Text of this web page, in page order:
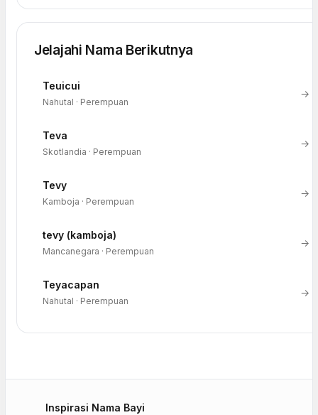
Jelajahi Nama Berikutnya
Teuicui
Nahutal · Perempuan
→
Teva
Skotlandia · Perempuan
→
Tevy
Kamboja · Perempuan
→
tevy (kamboja)
Mancanegara · Perempuan
→
Teyacapan
Nahutal · Perempuan
→
Inspirasi Nama Bayi